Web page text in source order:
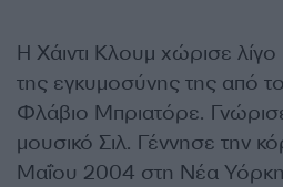
H Χάιντι Κλουμ χώρισε
της εγκυμοσύνης της από
Φλάβιο Μπριατόρε.
μουσικό Σιλ. Γέννησε την
Μαΐου 2004 στη Νέα